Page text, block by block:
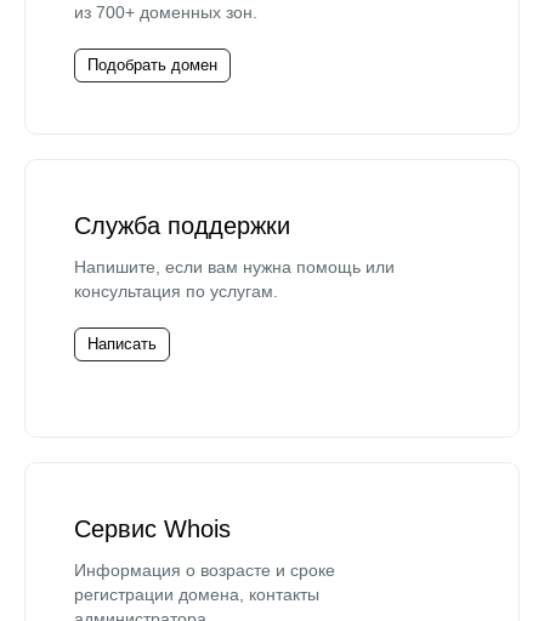
из 700+ доменных зон.
Подобрать домен
Служба поддержки
Напишите, если вам нужна помощь или
консультация по услугам.
Написать
Сервис Whois
Информация о возрасте и сроке
регистрации домена, контакты